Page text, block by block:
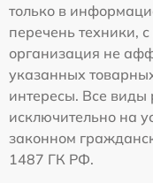
только в
перечень техники,
организация не
указанных
интересы. Все виды
исключительно на
законном
1487 ГК РФ.